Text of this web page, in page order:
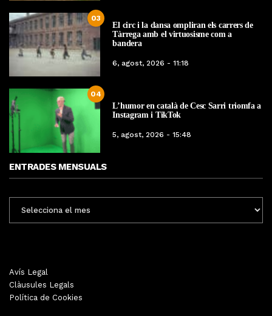
03
El circ i la dansa ompliran els carrers de
Tàrrega amb el virtuosisme com a
bandera
6, agost, 2026 - 11:18
04
L’humor en català de Cesc Sarri triomfa a
Instagram i TikTok
5, agost, 2026 - 15:48
ENTRADES MENSUALS
MENSUALS
Avís Legal
Clàusules Legals
Política de Cookies